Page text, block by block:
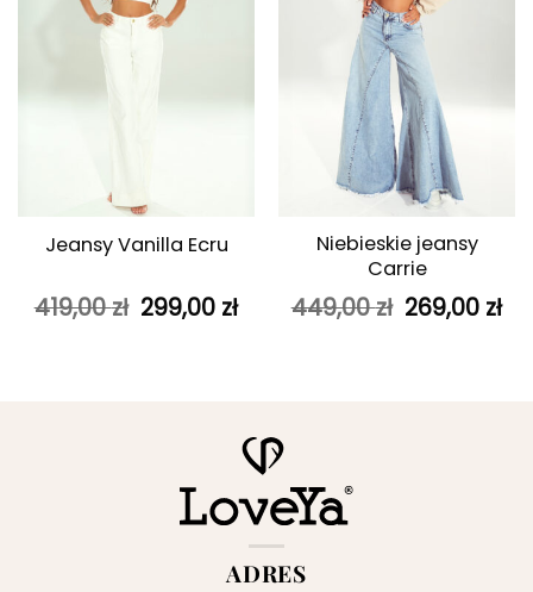
Jeansy Vanilla Ecru
419,00zł Pierwotna
cena
299,00 złAktualna
Niebieskie jeansy
Carrie
449,00zł Pierwotna
cena
269,00 zł
ADRES